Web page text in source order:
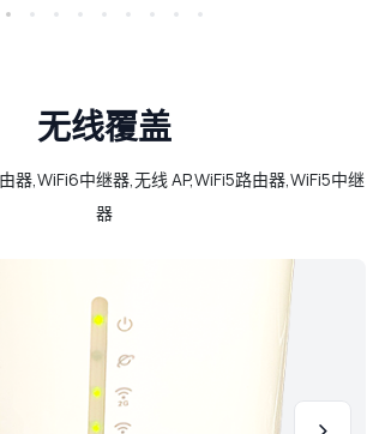
无线覆盖
器,WiFi6中继器,无线 AP,WiFi5路由器,WiFi5中继
器